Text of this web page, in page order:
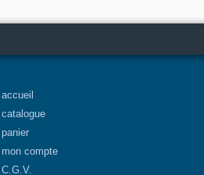
accueil
catalogue
panier
mon compte
C.G.V.